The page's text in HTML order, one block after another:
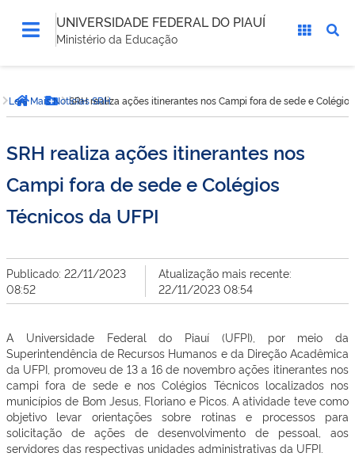
UNIVERSIDADE FEDERAL DO PIAUÍ
Ministério da Educação
está
aqui:Página inicial
Botão Menu
Leia Mais Noticias SRHSRH realiza ações itinerantes nos Campi fora de sede e
SRH realiza ações itinerantes nos
Campi fora de sede e Colégios
Técnicos da UFPI
Publicado: 22/11/2023
08:52
Atualização mais recente:
22/11/2023 08:54
A Universidade Federal do Piauí (UFPI), por meio da
Superintendência de Recursos Humanos e da Direção Acadêmica
da UFPI, promoveu de 13 a 16 de novembro ações itinerantes nos
campi fora de sede e nos Colégios Técnicos localizados nos
municípios de Bom Jesus, Floriano e Picos. A atividade teve como
objetivo levar orientações sobre rotinas e processos para
solicitação de ações de desenvolvimento de pessoal, aos
servidores das respectivas unidades administrativas da UFPI.